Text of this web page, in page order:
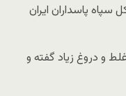
پاسداران ایران
و دروغ زیاد گفته و